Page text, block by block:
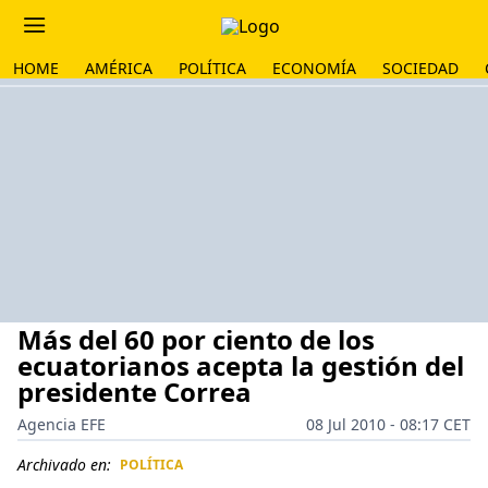
HOME AMÉRICA POLÍTICA ECONOMÍA SOCIEDAD
Más del 60 por ciento de los
ecuatorianos acepta la gestión del
presidente Correa
Agencia EFE
08 Jul 2010 - 08:17 CET
Archivado en: POLÍTICA